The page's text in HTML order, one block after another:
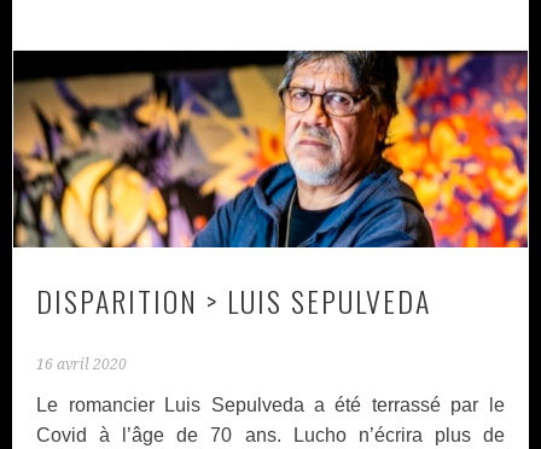
DISPARITION > LUIS SEPULVEDA
16 avril 2020
Le romancier Luis Sepulveda a été terrassé par le
Covid à l’âge de 70 ans. Lucho n’écrira plus de